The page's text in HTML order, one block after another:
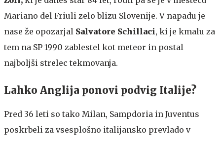
Mariano del Friuli zelo blizu Slovenije. V napadu je
nase že opozarjal Salvatore Schillaci, ki je kmalu za
tem na SP 1990 zablestel kot meteor in postal
najboljši strelec tekmovanja.
Lahko Anglija ponovi podvig Italije?
Pred 36 leti so tako Milan, Sampdoria in Juventus
poskrbeli za vsesplošno italijansko prevlado v